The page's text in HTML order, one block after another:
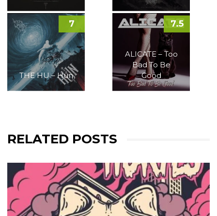
THE HU – Hun
7
ALICATE – Too
Bad To Be
Good
7.5
RELATED POSTS